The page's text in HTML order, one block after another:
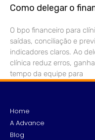
Como delegar o
O bpo financeiro para
saídas, conciliação e
indicadores claros. Ao
clínica reduz erros,
tempo da equipe para
Home
A Advance
Blog